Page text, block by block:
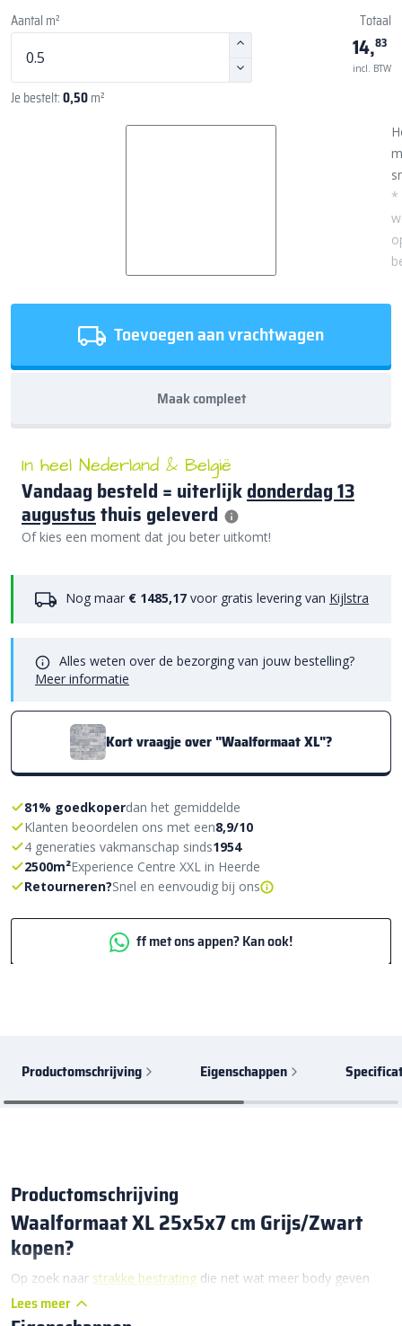
Aantal m²
Je bestelt:0,50m²
Totaal
14,83
incl. BTW
*
Toevoegen aan vrachtwagen
Maak compleet
In heel Nederland & België
Vandaag besteld = uiterlijkdonderdag 13
augustusthuis geleverd
Of kies een moment dat jou beter uitkomt!
Nog maar € 1485,17 voor gratis levering van Kijlstra
Alles weten over de bezorging van jouw bestelling?
Meer informatie
Kort vraagje over "Waalformaat XL"?
81% goedkoperdan het gemiddelde
Klanten beoordelen ons met een8,9/10
4 generaties vakmanschap sinds1954
2500m²Experience Centre XXL in Heerde
Retourneren?Snel en eenvoudig bij ons
ff met ons appen? Kan ook!
Productomschrijving Eigenschappen
Productomschrijving
Waalformaat XL 25x5x7 cm Grijs/Zwart
kopen?
Op zoek naar strakke bestrating die net wat meer body geven
aan jouw tuin, terras of oprit? Dan is de
25x5x7 cm Grijs/Zwart
Lees meer